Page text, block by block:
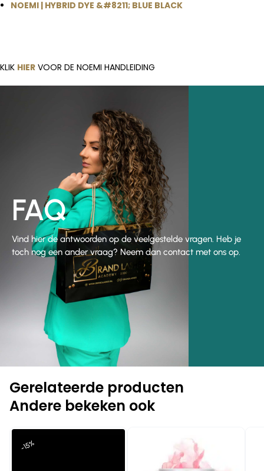
NOEMI | HYBRID DYE &#8211; BLUE BLACK
KLIK HIER VOOR DE NOEMI HANDLEIDING
FAQ
Vind hier de antwoorden op de veelgestelde vragen. Heb je
toch nog een ander vraag? Neem dan contact met ons op.
Gerelateerde producten
Andere bekeken ook
-15%